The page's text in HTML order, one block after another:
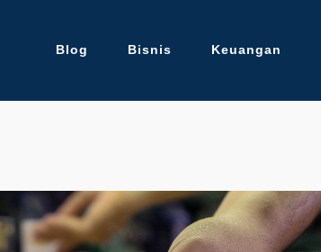
Blog Bisnis Keuangan